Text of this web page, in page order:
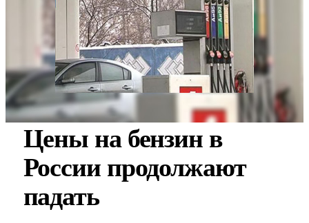
Цены на бензин в
России продолжают
падать